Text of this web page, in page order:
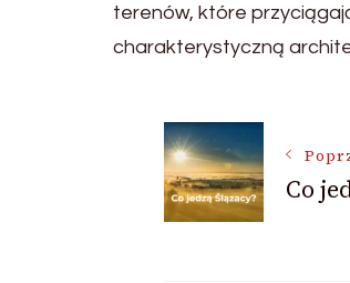
terenów, które
charakterystyczną
wpisu
Co